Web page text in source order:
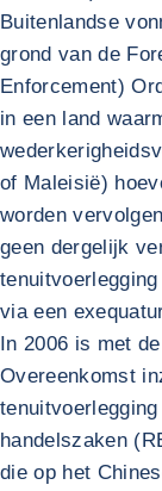
Buitenlandse
grond van de
Enforcement)
in een land
of Maleisië)
worden
geen dergelijk
via een
In 2006 is met
Overeenkomst
handelszaken
die op het